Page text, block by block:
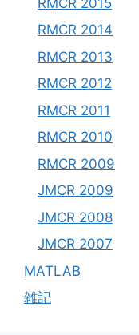
RMCR 2014
RMCR 2013
RMCR 2012
RMCR 2011
RMCR 2010
RMCR 2009
JMCR 2009
JMCR 2008
JMCR 2007
MATLAB
雑記